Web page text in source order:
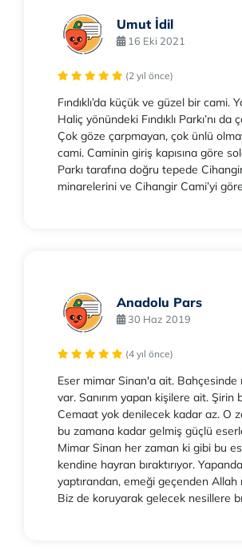
Umut İdil
16 Eki 2021
(2 yıl önce)
Fındıklı’da küçük ve güzel bir cami.
Haliç yönündeki Fındıklı Parkı’nı da
Çok göze çarpmayan, çok ünlü
cami. Caminin giriş kapısına göre
Parkı tarafına doğru tepede
minarelerini ve Cihangir Cami’yi
Anadolu Pars
30 Haz 2019
(4 yıl önce)
Eser mimar Sinan'a ait. Bahçesinde
var. Sanırım yapan kişilere ait. Şirin
Cemaat yok denilecek kadar az. O
bu zamana kadar gelmiş güçlü
Mimar Sinan her zaman ki gibi bu
kendine hayran bıraktırıyor.
yaptırandan, emeği geçenden Allah
Biz de koruyarak gelecek nesillere